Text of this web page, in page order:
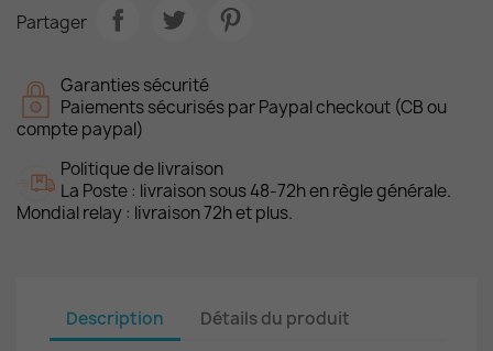
Partager
Garanties sécurité
Paiements sécurisés par Paypal checkout (CB ou
compte paypal)
Politique de livraison
La Poste : livraison sous 48-72h en règle générale.
Mondial relay : livraison 72h et plus.
Description Détails du produit